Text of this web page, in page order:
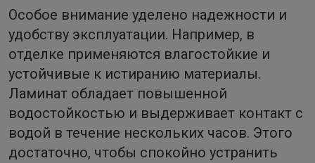
Особое внимание уделено надежности и
удобству эксплуатации. Например, в
отделке применяются влагостойкие и
устойчивые к истиранию материалы.
Ламинат обладает повышенной
водостойкостью и выдерживает контакт с
водой в течение нескольких часов. Этого
достаточно, чтобы спокойно устранить